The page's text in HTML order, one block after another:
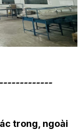
trong, ngoài